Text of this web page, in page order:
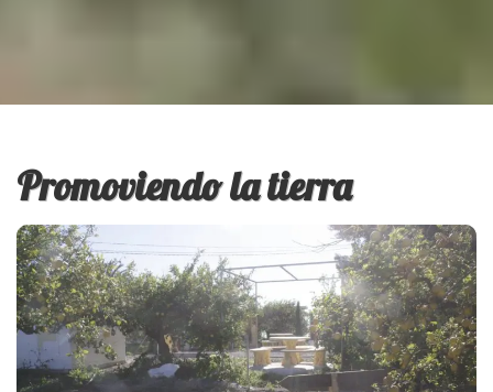
Promoviendo la tierra